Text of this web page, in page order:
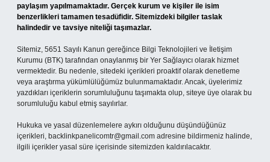
paylaşım yapılmamaktadır. Gerçek kurum ve kişiler ile isim
benzerlikleri tamamen tesadüfidir. Sitemizdeki bilgiler taslak
halindedir ve tavsiye niteliği taşımazlar.
Sitemiz, 5651 Sayılı Kanun gereğince Bilgi Teknolojileri ve İletişim
Kurumu (BTK) tarafından onaylanmış bir Yer Sağlayıcı olarak hizmet
vermektedir. Bu nedenle, sitedeki içerikleri proaktif olarak denetleme
veya araştırma yükümlülüğümüz bulunmamaktadır. Ancak, üyelerimiz
yazdıkları içeriklerin sorumluluğunu taşımakta olup, siteye üye olarak bu
sorumluluğu kabul etmiş sayılırlar.
Hukuka ve yasal düzenlemelere aykırı olduğunu düşündüğünüz
içerikleri, backlinkpanelicomtr@gmail.com adresine bildirmeniz halinde,
ilgili içerikler yasal süre içerisinde sitemizden kaldırılacaktır.